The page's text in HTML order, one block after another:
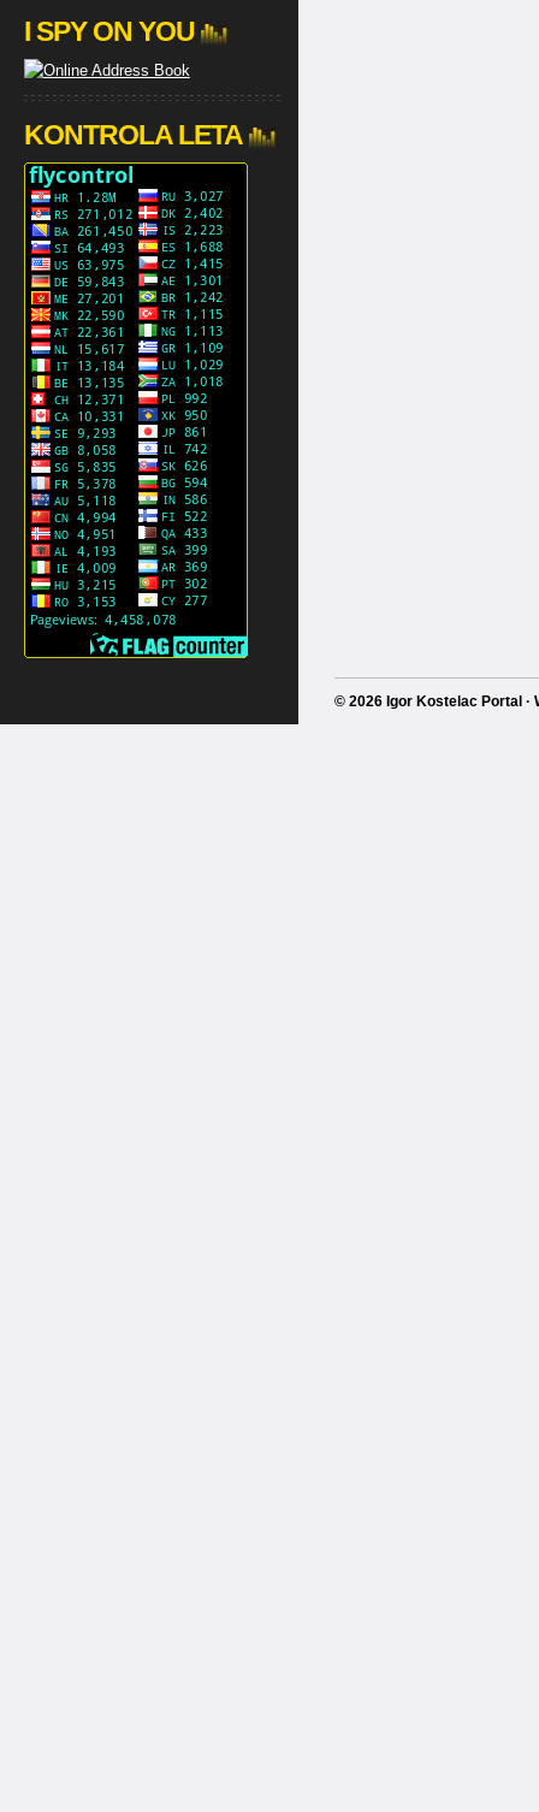
I SPY ON YOU
KONTROLA LETA
© 2026 Igor Kostelac Portal